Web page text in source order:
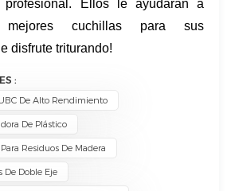
Ellos le ayudarán a
cuchillas para sus
disfrute triturando!
:
De Alto Rendimiento
De Plástico
Residuos De Madera
De Doble Eje